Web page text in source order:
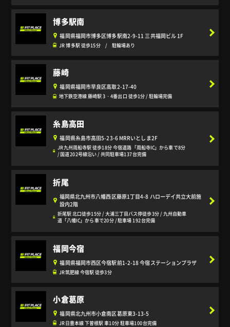
博多駅南
福岡県福岡市博多区博多駅南2-9-11 三共福岡ビル 1F
JR 博多駅 徒歩15分 / 駐輪場あり
藤崎
福岡県福岡市早良区高取2-17-40
地下鉄空港線 藤崎駅 3・4番出口 徒歩1分 / 駐輪場完備
糸島高田
福岡県糸島市高田5-23-6 MRRいとしま2F
JR九州周船寺駅 徒歩18分 今宿道路「周船寺IC」から車で8分
/ 国道202号線沿い / 共同駐車場137台完備
折尾
福岡県北九州市八幡西区藤原1丁目4-8 ハローデイ共立大前施
設内2階
折尾駅 北口徒歩15分 / 大浦三丁目バス停徒歩3分 / 九州自動車
道「八幡IC」から車で20分 / 駐車場 192台完備
福岡今宿
福岡県福岡市西区今宿駅前1-2-18 今宿ステーションプラザ
JR筑肥線 今宿駅 徒歩3分
小倉葛原
福岡県北九州市小倉南区葛原東3-13-5
JR日豊本線 下曽根駅 車10分 駐車場100台完備